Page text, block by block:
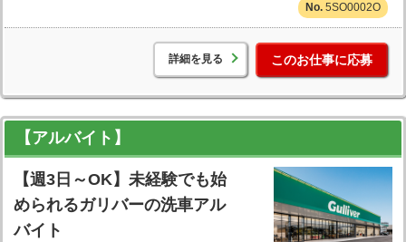
5SO0002O
詳細を見る このお仕事に応募
【アルバイト】
【週3日～OK】未経験でも始
められるガリバーの洗車アル
バイト